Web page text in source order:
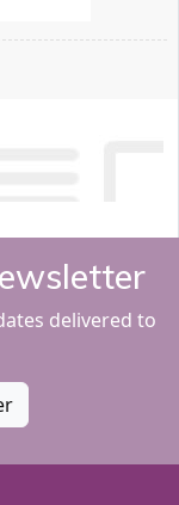
delivered to